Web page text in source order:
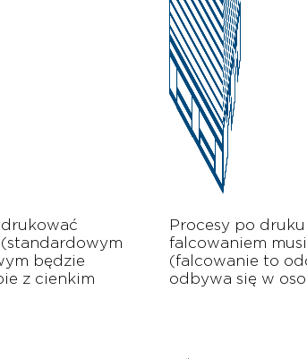
będzie
z cienkim
Procesy po
falcowaniem
(falcowanie to
odbywa się w